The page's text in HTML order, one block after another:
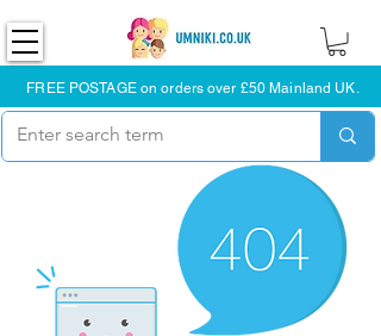
FREE POSTAGE on orders over £50 Mainland UK.